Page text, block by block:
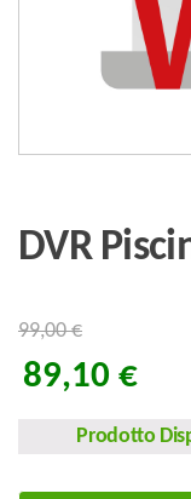
DVR
99,00€
89,10 €
Prodotto